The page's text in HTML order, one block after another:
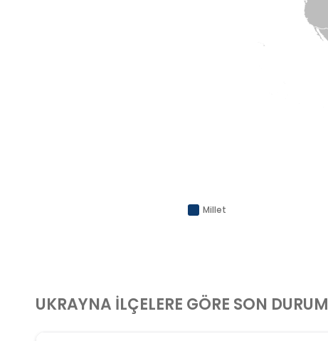
Millet
UKRAYNA İLÇELERE GÖRE SON DURUM